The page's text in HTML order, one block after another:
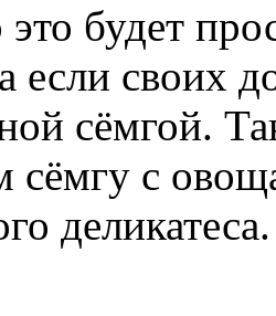
будет
если своих
сёмгой.
сёмгу с